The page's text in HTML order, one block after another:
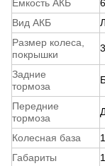
Ёмкость АКБ
Вид АКБ
Размер колеса,
покрышки
Задние
тормоза
Передние
тормоза
Колесная база
Габариты